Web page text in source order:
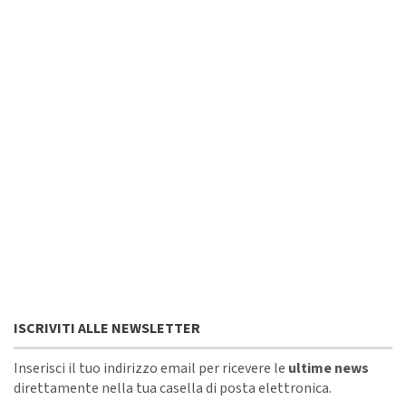
ISCRIVITI ALLE NEWSLETTER
Inserisci il tuo indirizzo email per ricevere le ultime news
direttamente nella tua casella di posta elettronica.